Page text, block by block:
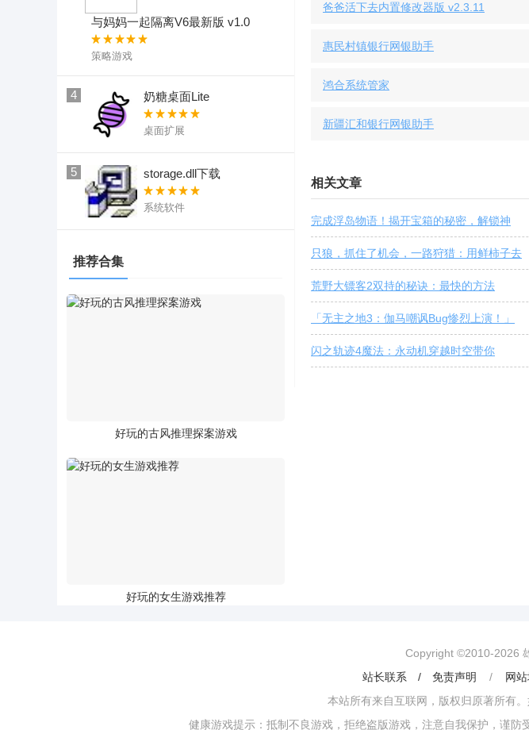
与妈妈一起隔离V6最新版 v1.0
策略游戏
4 奶糖桌面Lite
桌面扩展
5 storage.dll下载
系统软件
推荐合集
好玩的古风推理探案游戏
好玩的女生游戏推荐
爸爸活下去内置修改器版 v2.3.11
惠民村镇银行网银助手
鸿合系统管家
新疆汇和银行网银助手
相关文章
完成浮岛物语！揭开宝箱的秘密，解锁神
只狼，抓住了机会，一路狩猎：用鲜柿子去
荒野大镖客2双持的秘诀：最快的方法
「无主之地3：伽马嘲讽Bug惨烈上演！」
闪之轨迹4魔法：永动机穿越时空带你
Copyright ©2010-2026
站长联系 / 免责声明
/ 网
本站所有来自互联网，版权归原著所有
健康游戏提示：抵制不良游戏，拒绝盗版游戏，注意自我保护，谨